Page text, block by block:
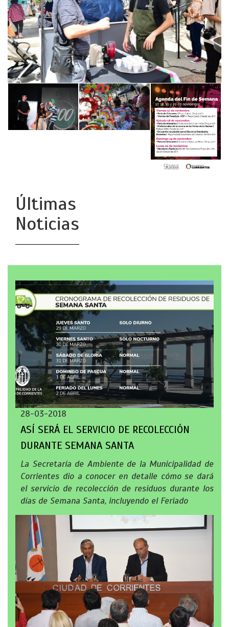
Últimas
Noticias
28-03-2018
ASÍ SERÁ EL SERVICIO DE RECOLECCIÓN
DURANTE SEMANA SANTA
La Secretaría de Ambiente de la Municipalidad de
Corrientes dio a conocer en detalle cómo se dará
el servicio de recolección de residuos durante los
días de Semana Santa, incluyendo el Feriado